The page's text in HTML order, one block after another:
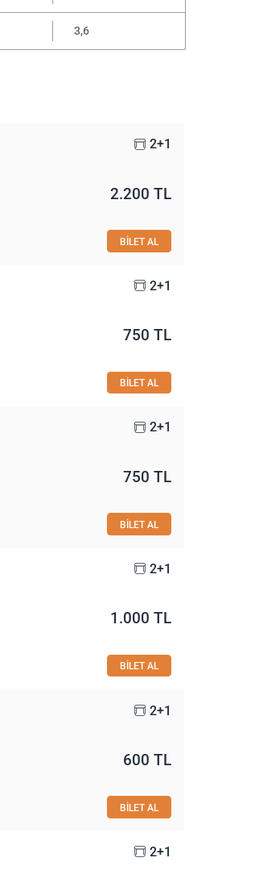
3,6
2+1
2.200 TL
BİLET AL
2+1
750 TL
BİLET AL
2+1
750 TL
BİLET AL
2+1
1.000 TL
BİLET AL
2+1
600 TL
BİLET AL
2+1